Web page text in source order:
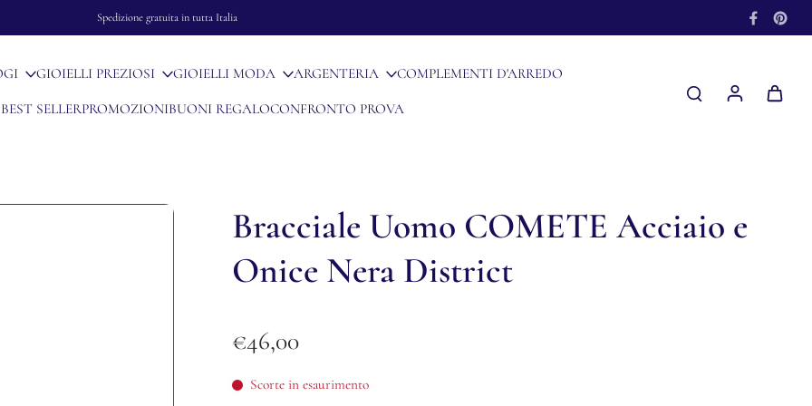
Spedizione gratuita in tutta Italia
GIOIELLI PREZIOSI GIOIELLI MODA ARGENTERIA COMPLEMENTI D'ARREDO
BEST SELLERPROMOZIONIBUONI REGALOCONFRONTO PROVA
Bracciale Uomo COMETE Acciaio e
Onice Nera District
€46,00
Scorte in esaurimento